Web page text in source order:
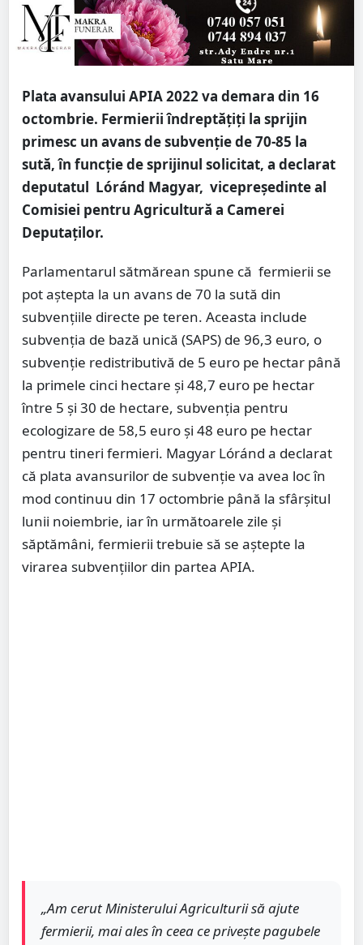
Plata avansului APIA 2022 va demara din 16
octombrie. Fermierii îndreptățiți la sprijin
primesc un avans de subvenție de 70-85 la
sută, în funcție de sprijinul solicitat, a declarat
deputatul Lóránd Magyar, vicepreședinte al
Comisiei pentru Agricultură a Camerei
Deputaților.
Parlamentarul sătmărean spune că fermierii se
pot aștepta la un avans de 70 la sută din
subvențiile directe pe teren. Aceasta include
subvenția de bază unică (SAPS) de 96,3 euro, o
subvenție redistributivă de 5 euro pe hectar până
la primele cinci hectare și 48,7 euro pe hectar
între 5 și 30 de hectare, subvenția pentru
ecologizare de 58,5 euro și 48 euro pe hectar
pentru tineri fermieri. Magyar Lóránd a declarat
că plata avansurilor de subvenție va avea loc în
mod continuu din 17 octombrie până la sfârșitul
lunii noiembrie, iar în următoarele zile și
săptămâni, fermierii trebuie să se aștepte la
virarea subvențiilor din partea APIA.
„Am cerut Ministerului Agriculturii să ajute
fermierii, mai ales în ceea ce privește pagubele